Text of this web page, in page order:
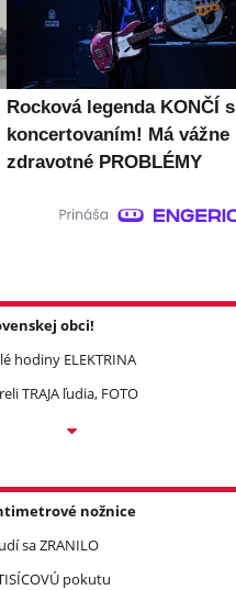
Rocková legenda KONČÍ s
koncertovaním! Má vážne
zdravotné PROBLÉMY
obci!
hodiny ELEKTRINA
TRAJA ľudia, FOTO
nožnice
sa ZRANILO
pokutu